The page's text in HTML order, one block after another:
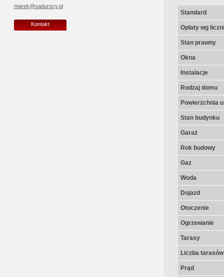
marek@sadurscy.pl
Kontakt
Standard
Opłaty wg
Stan prawny
Okna
Instalacje
Rodzaj domu
Powierzchnia
Stan budynku
Garaż
Rok budowy
Gaz
Woda
Dojazd
Otoczenie
Ogrzewanie
Tarasy
Liczba tarasów
Prąd